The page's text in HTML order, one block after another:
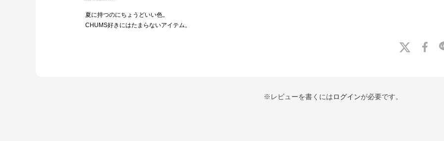
夏に持つのにちょうどいい色。
CHUMS好きにはたまらないアイテム。
※レビューを書くにはログインが必要です。